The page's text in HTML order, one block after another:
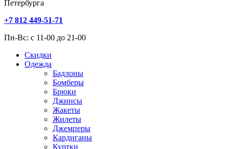
Петербурга
+7 812 449-51-71
Пн-Вс: с 11-00 до 21-00
Скидки
Одежда
Бадлоны
Бомберы
Брюки
Джинсы
Жакеты
Жилеты
Джемперы
Кардиганы
Куртки